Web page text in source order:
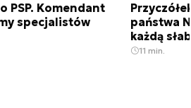
PSP. Komendant
specjalistów
państwa
każdą
11 min.